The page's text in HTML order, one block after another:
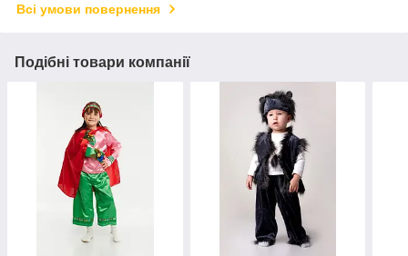
Всі умови повернення
Подібні товари компанії